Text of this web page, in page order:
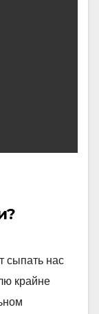
сыпать нас
крайне